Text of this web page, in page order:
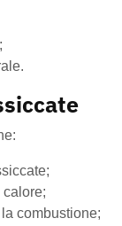
combustione;